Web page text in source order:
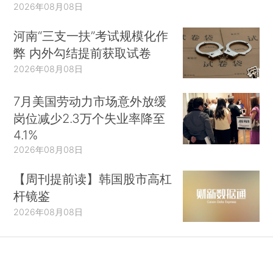
2026年08月08日
河南“三支一扶”考试规模化作
弊 内外勾结提前获取试卷
2026年08月08日
7月美国劳动力市场意外放缓
岗位减少2.3万个失业率降至
4.1%
2026年08月08日
【周刊提前读】韩国股市高杠
杆镜鉴
2026年08月08日